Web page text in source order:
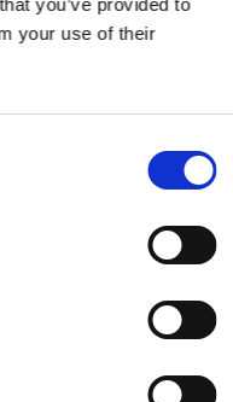
your use of their
utan lack - Modell